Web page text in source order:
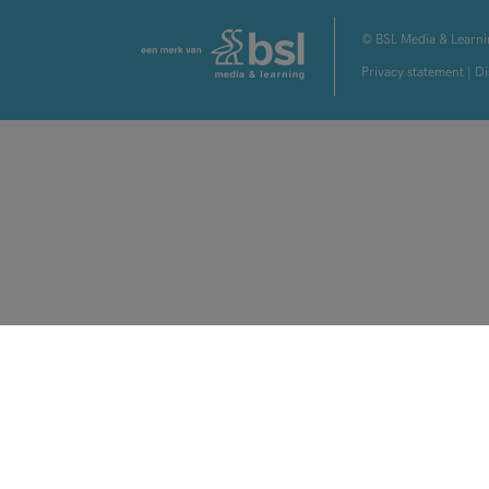
© BSL Media &
Privacy statement